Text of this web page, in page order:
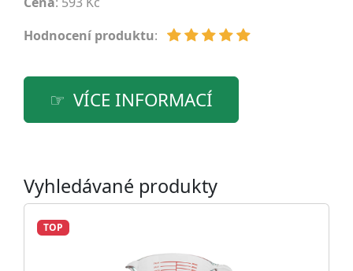
Hodnocení produktu:
VÍCE INFORMACÍ
Vyhledávané produkty
TOP